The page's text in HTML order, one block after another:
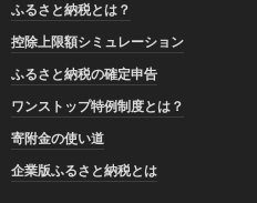
ふるさと納税とは？
控除上限額シミュレーション
ふるさと納税の確定申告
ワンストップ特例制度とは？
寄附金の使い道
企業版ふるさと納税とは